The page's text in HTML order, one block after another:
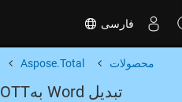
فارسی
محصولات Aspose.Total